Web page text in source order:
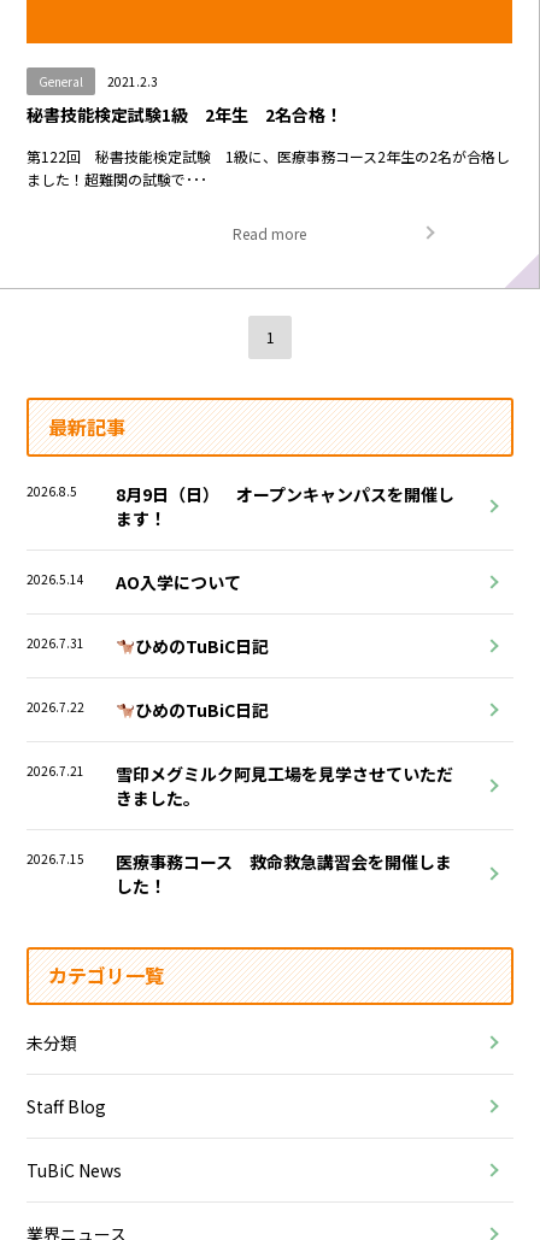
General 2021.2.3
秘書技能検定試験1級 2年生 2名合格！
第122回 秘書技能検定試験 1級に、医療事務コース2年生の2名が合格し
ました！超難関の試験で･･･
Read more
1
最新記事
2026.8.5
8月9日（日） オープンキャンパスを開催し
ます！
2026.5.14 AO入学について
2026.7.31 ひめのTuBiC日記
2026.7.22 ひめのTuBiC日記
2026.7.21
雪印メグミルク阿見工場を見学させていただ
きました。
2026.7.15
医療事務コース 救命救急講習会を開催しま
した！
カテゴリ一覧
未分類
Staff Blog
TuBiC News
業界ニュース